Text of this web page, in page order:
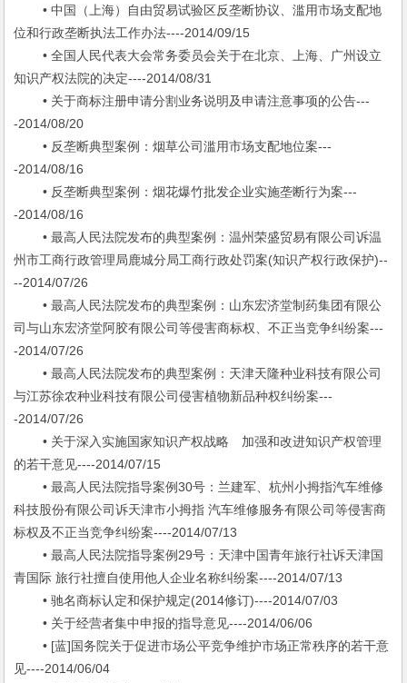
• 中国（上海）自由贸易试验区反垄断协议、滥用市场支配地
位和行政垄断执法工作办法----2014/09/15
• 全国人民代表大会常务委员会关于在北京、上海、广州设立
知识产权法院的决定----2014/08/31
• 关于商标注册申请分割业务说明及申请注意事项的公告---
-2014/08/20
• 反垄断典型案例：烟草公司滥用市场支配地位案---
-2014/08/16
• 反垄断典型案例：烟花爆竹批发企业实施垄断行为案---
-2014/08/16
• 最高人民法院发布的典型案例：温州荣盛贸易有限公司诉温
州市工商行政管理局鹿城分局工商行政处罚案(知识产权行政保护)--
--2014/07/26
• 最高人民法院发布的典型案例：山东宏济堂制药集团有限公
司与山东宏济堂阿胶有限公司等侵害商标权、不正当竞争纠纷案---
-2014/07/26
• 最高人民法院发布的典型案例：天津天隆种业科技有限公司
与江苏徐农种业科技有限公司侵害植物新品种权纠纷案---
-2014/07/26
• 关于深入实施国家知识产权战略 加强和改进知识产权管理
的若干意见----2014/07/15
• 最高人民法院指导案例30号：兰建军、杭州小拇指汽车维修
科技股份有限公司诉天津市小拇指 汽车维修服务有限公司等侵害商
标权及不正当竞争纠纷案----2014/07/13
• 最高人民法院指导案例29号：天津中国青年旅行社诉天津国
青国际 旅行社擅自使用他人企业名称纠纷案----2014/07/13
• 驰名商标认定和保护规定(2014修订)----2014/07/03
• 关于经营者集中申报的指导意见----2014/06/06
• [蓝]国务院关于促进市场公平竞争维护市场正常秩序的若干意
见----2014/06/04